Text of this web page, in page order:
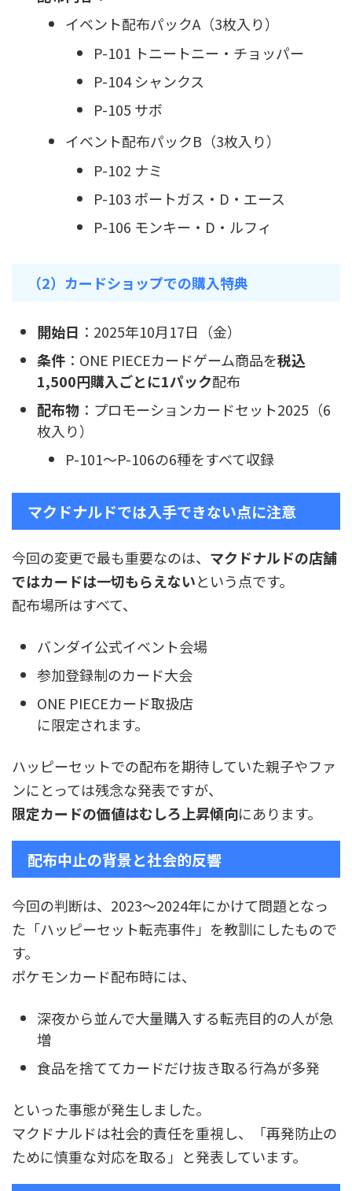
イベント配布パックA（3枚入り）
P-101 トニートニー・チョッパー
P-104 シャンクス
P-105 サボ
イベント配布パックB（3枚入り）
P-102 ナミ
P-103 ポートガス・D・エース
P-106 モンキー・D・ルフィ
（2）カードショップでの購入特典
開始日 ：2025年10月17日（金）
条件 ：ONE PIECEカードゲーム商品を税込
1,500円購入ごとに1パック配布
配布物 ：プロモーションカードセット2025（6
枚入り）
P-101～P-106の6種をすべて収録
マクドナルドでは入手できない点に注意
今回の変更で最も重要なのは、 マクドナルドの店舗
ではカードは一切もらえないという点です。
配布場所はすべて、
バンダイ公式イベント会場
参加登録制のカード大会
ONE PIECEカード取扱店
に限定されます。
ハッピーセットでの配布を期待していた親子やファ
ンにとっては残念な発表ですが、
限定カードの価値はむしろ上昇傾向にあります。
配布中止の背景と社会的反響
今回の判断は、2023～2024年にかけて問題となっ
た「ハッピーセット転売事件」を教訓にしたもので
す。
ポケモンカード配布時には、
深夜から並んで大量購入する転売目的の人が急
増
食品を捨ててカードだけ抜き取る行為が多発
といった事態が発生しました。
マクドナルドは社会的責任を重視し、「再発防止の
ために慎重な対応を取る」と発表しています。